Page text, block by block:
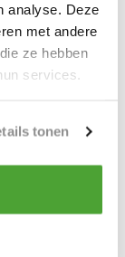
analyse. Deze
met andere
ze hebben
services.
tonen
product